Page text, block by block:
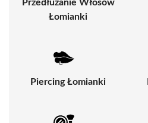
Przedłużanie Włosów
Łomianki
Piercing Łomianki